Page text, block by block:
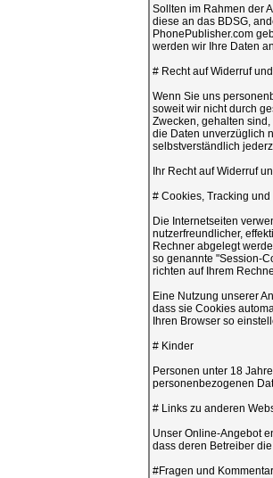
Sollten im Rahmen der
diese an das BDSG,
PhonePublisher.com
werden wir Ihre Daten
# Recht auf Widerruf
Wenn Sie uns
soweit wir nicht durch
Zwecken, gehalten
die Daten unverzüglich
selbstverständlich
Ihr Recht auf Widerruf
# Cookies, Tracking
Die Internetseiten
nutzerfreundlicher,
Rechner abgelegt
so genannte "Session-
richten auf Ihrem
Eine Nutzung unserer
dass sie Cookies
Ihren Browser so
# Kinder
Personen unter 18
personenbezogenen
# Links zu anderen
Unser Online-Angebot
dass deren Betreiber
#Fragen und